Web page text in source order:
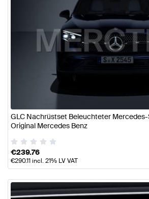
GLC Nachrüstset Beleuchteter
Original Mercedes Benz
€239.76
€290.11incl. 21% LV VAT